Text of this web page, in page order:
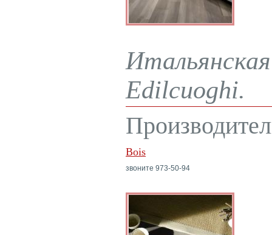
Edilcuoghi.
Bois
звоните 973-50-94